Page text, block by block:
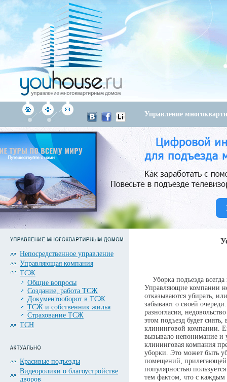
Управление
Непосредственное управление
Управляющая компания
ТСЖ
Общие вопросы
Создание, работа ТСЖ
Документооборот в ТСЖ
ТСЖ и собственник жилья
Страхование ТСЖ
ТСН
Красивые подъезды
Видеоролики о благоустройстве
дворов
Уборка подъезда
Управляющие компании
отказываются убирать,
забывают о своей
разногласия,
этом подъезд будет сиять,
клининговой компании.
вызывало непонимание и
клининговая компания
уборки. Это может быть
помещений, прилегающей
популярностью
тем фактом, что с каждым